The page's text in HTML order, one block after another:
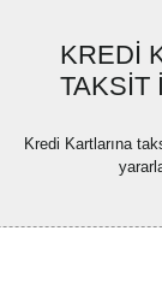
sitelerden daha
farklı alternatifler
KREDİ
TAKSİT
Kredi Kartlarına